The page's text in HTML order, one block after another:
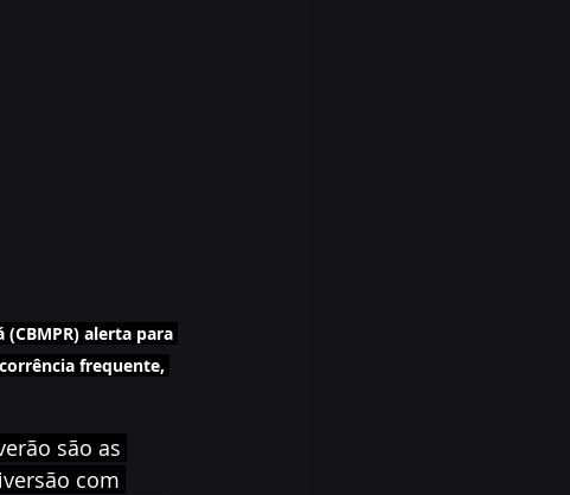
alerta para
frequente,
são as
com